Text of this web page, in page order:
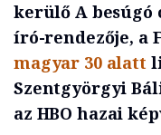
kerülő A besúgó
író-rendezője, a
magyar 30 alatt
Szentgyörgyi
az HBO hazai